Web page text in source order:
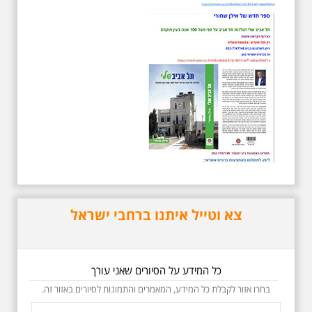
לפטירתו. סיור מיוחד
בעקבות חייו ושיריו -
עטור מצחך זהב שחור
תחנות תל אביביות מחייו
של אריק איינשטיין -
מתאים גם למשפחות -
תוצרת הארץ
סיור מיוחד לזכרו של אריק איינשטיין,
בעקבות שתיים עשרה שנים
לפטירתו. סיור באחדים מתחנותיו של
אריק איינשטיין בתל-אביב. החל
ממקום ילדותו, דרך המקומות שהזכיר
בשיריו. מקום עליהם חלם והתגעגע.
צא וטייל איתנו ברחבי ישראל
כל המידע על הסיורים שאני עורך
בחרו אזור לקבלת כל המידע, המאמרים והתמונות לסיורים באזור זה.